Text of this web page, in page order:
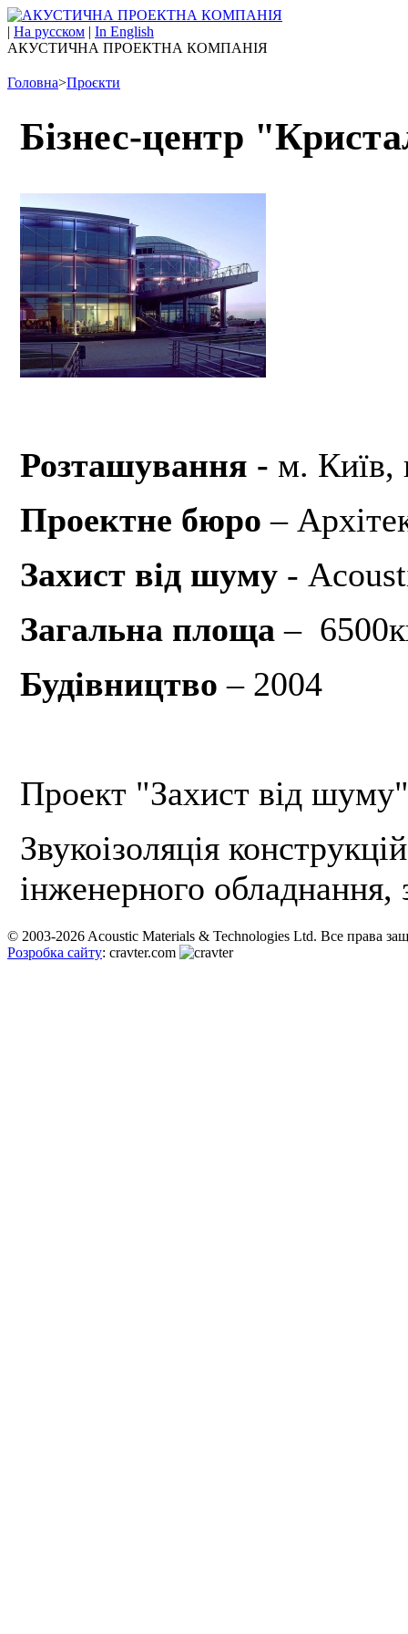
| На русском | In English
АКУСТИЧНА ПРОЕКТНА КОМПАНІЯ
Головна>Проєкти
Бізнес-центр
Розташування - м. Київ,
Проектне бюро –
Захист від шуму -
Загальна площа–
Будівництво– 2004
Проект "Захист від
Звукоізоляція
інженерного
© 2003-2026 Acoustic Materials & Technologies Ltd. Все права
Розробка сайту: cravter.com